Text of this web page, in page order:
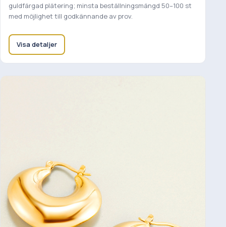
guldfärgad plätering; minsta beställningsmängd 50–100 st
med möjlighet till godkännande av prov.
Visa detaljer